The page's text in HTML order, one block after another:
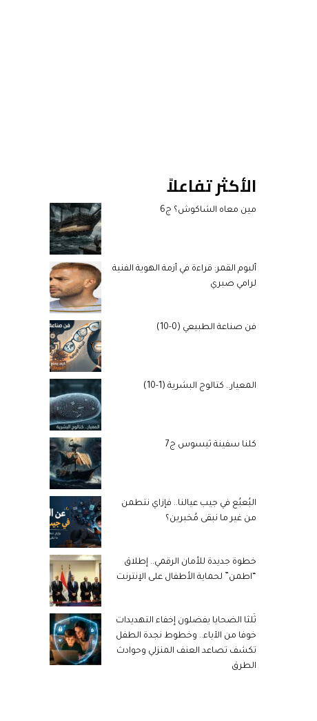
الأكثر تفاعلاً
مين معاه الشاكوش؟ ج6
ألبوم القمر: قراءة في أزمة الهوية الفنية
لرامي صبري
فن صناعة الطبيعي (0-10)
المعيار.. كتالوج البشرية (1-10)
كلنا سفينة ثيسوس ج7
البُعبُع في جيب عيالنا.. فإزاي نتطمن
من غير ما نبقى مُخبرين؟
خطوة جديدة للأمان الرقمي.. إطلاق
“اطمن” لحماية الأطفال على الإنترنت
ثُلثا الضحايا يفضلون إخفاء التهديدات
خوفا من الآباء.. وخطوط نجدة الطفل
تكشف تصاعد العنف المنزلي وحوادث
الطرق